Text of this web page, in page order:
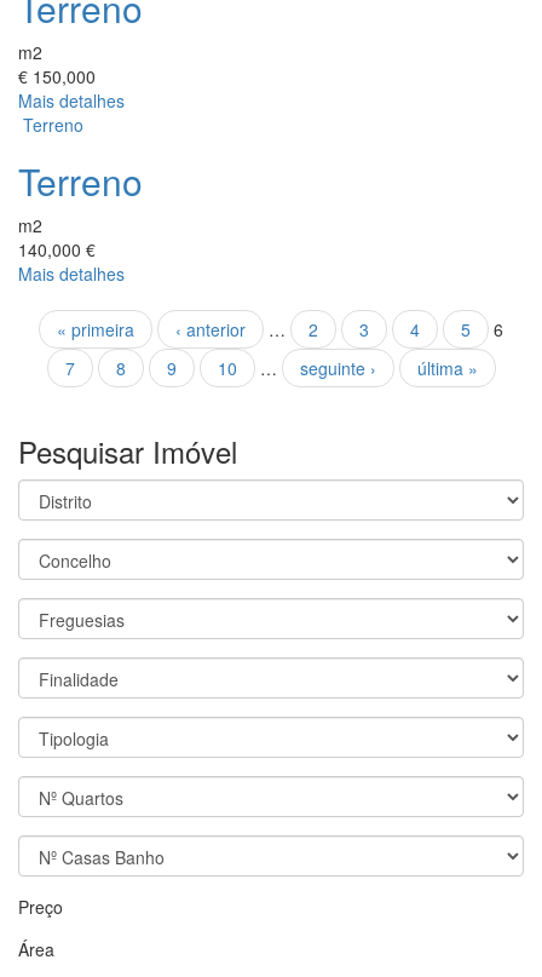
m2
€ 150,000
Mais detalhes
Terreno
Terreno
m2
140,000 €
Mais detalhes
Páginas
« primeira ‹ anterior … 2 3 4 5
6
7
8 9 10 … seguinte › última »
Pesquisar Imóvel
Preço
Área